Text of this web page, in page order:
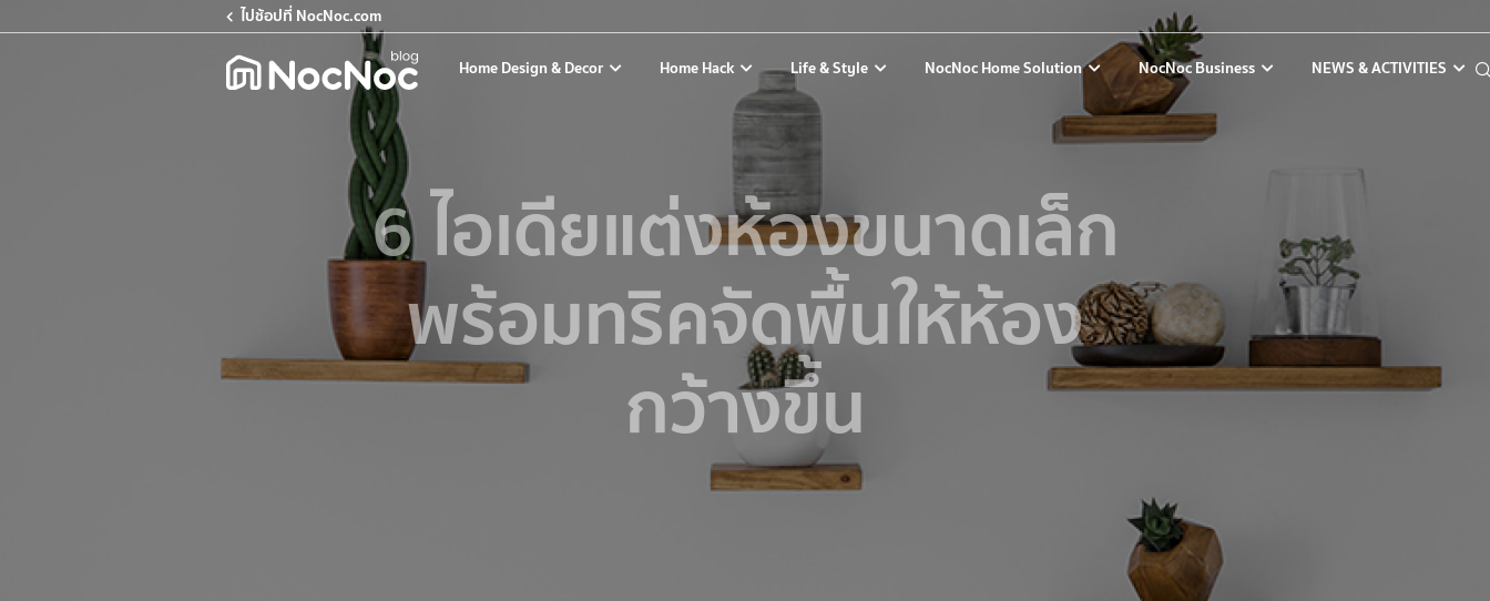
ไปช้อปที่ NocNoc.com
Home Design & Decor Home Hack Life & Style NocNoc Home Solution NocNoc Business NEWS & ACTIVITIES
6 ไอเดียแต่งห้องขนาดเล็ก
พร้อมทริคจัดพื้นให้ห้อง
กว้างขึ้น